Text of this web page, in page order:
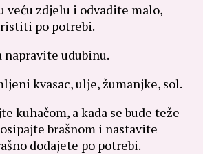
veću zdjelu i odvadite malo,
po potrebi.
napravite udubinu.
kvasac, ulje, žumanjke, sol.
kuhačom, a kada se bude teže
brašnom i nastavite
dodajete po potrebi.